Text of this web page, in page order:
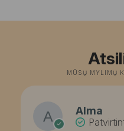
MŪSŲ MYLIMŲ
Alma